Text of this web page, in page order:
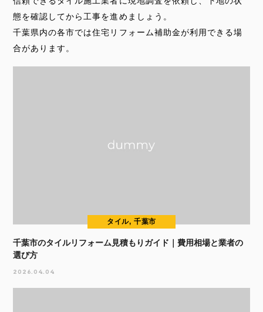
態を確認してから工事を進めましょう。
千葉県内の各市では住宅リフォーム補助金が利用できる場
合があります。
タイル, 千葉市
千葉市のタイルリフォーム見積もりガイド｜費用相場と業者の
選び方
2026.04.04